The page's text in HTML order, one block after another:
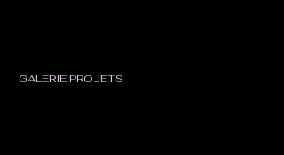
GALERIE PROJETS